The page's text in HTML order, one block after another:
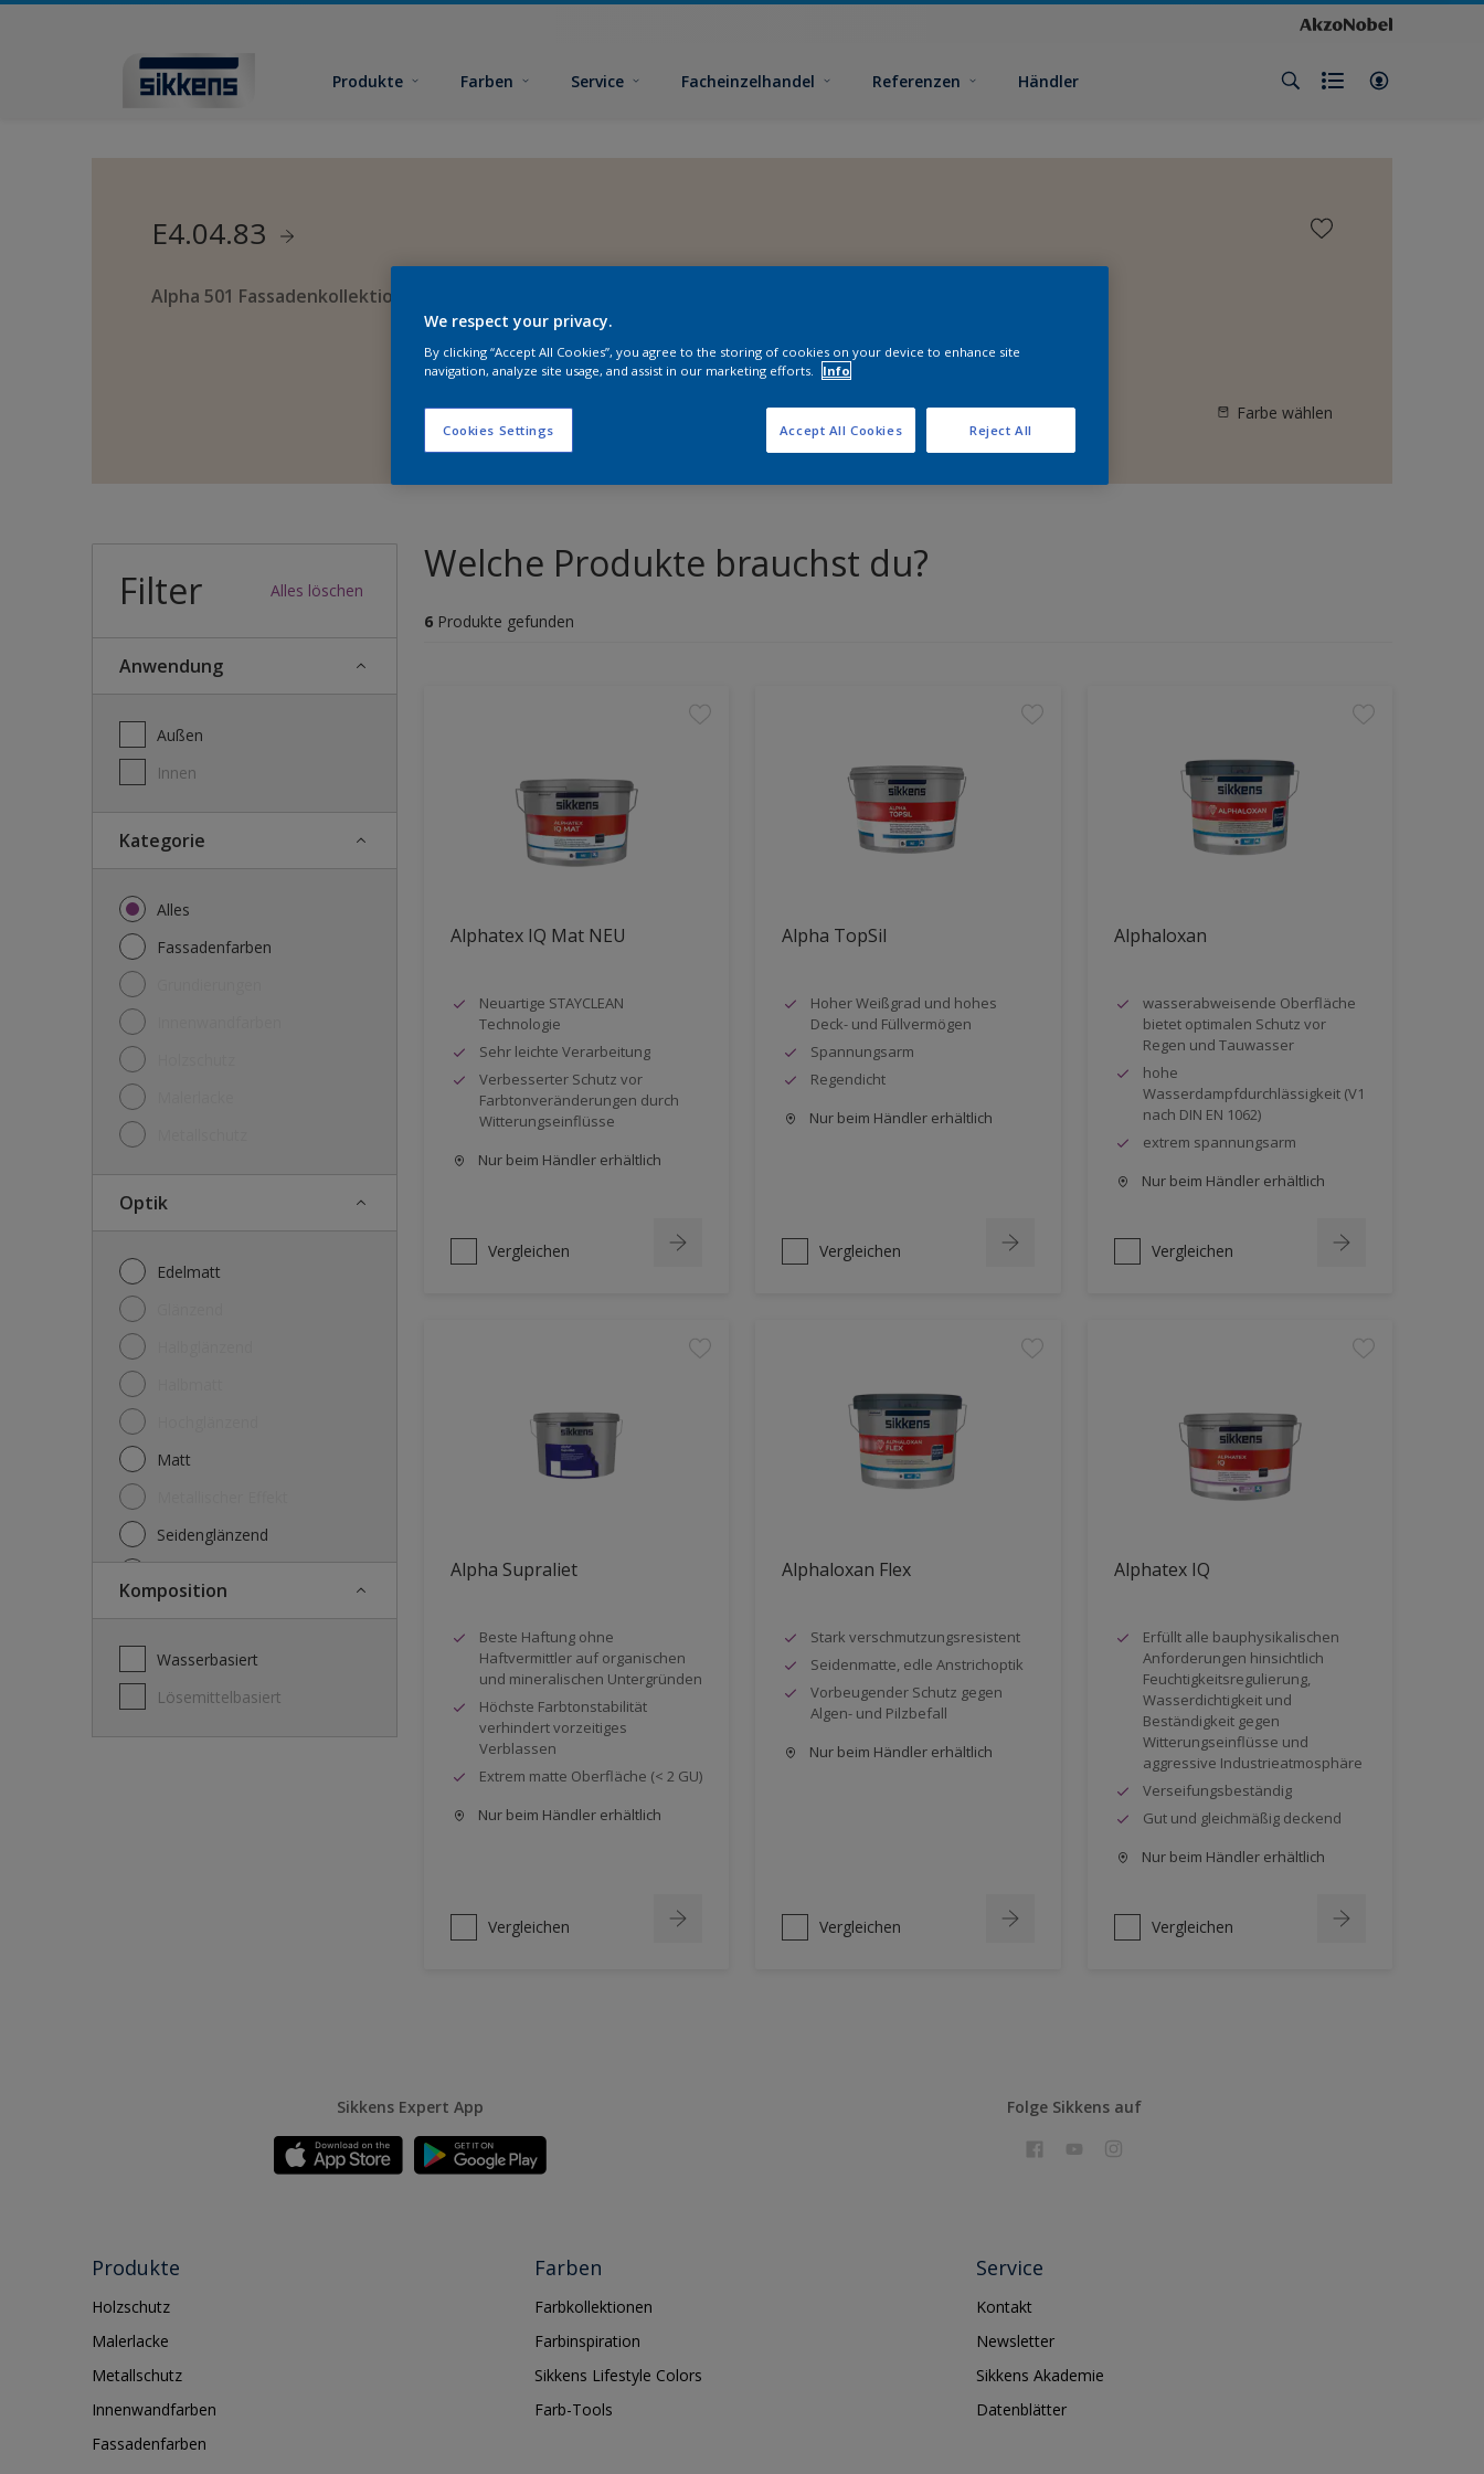
Produkte Farben Service Facheinzelhandel Referenzen Händler
E4.04.83
Alpha 501 Fassadenkollektion
Farbe wählen
Filter Alles löschen
Anwendung
Außen
Innen
Kategorie
Alles
Fassadenfarben
Optik
Edelmatt
Matt
Seidenglänzend
Komposition
wasserbasiert
lösemittelbasiert
Welche Produkte brauchst du?
6 Produkte gefunden
Alphatex IQ Mat NEU
Neuartige STAYCLEAN
Technologie
Sehr leichte Verarbeitung
Verbesserter Schutz vor
Farbtonveränderungen durch
Witterungseinflüsse
Nur beim Händler erhältlich
Vergleichen
Alpha TopSil
Hoher Weißgrad und hohes
Deck- und Füllvermögen
Spannungsarm
Regendicht
Nur beim Händler erhältlich
Vergleichen
Alphaloxan
wasserabweisende Oberfläche
bietet optimalen Schutz vor
Regen und Tauwasser
hohe
Wasserdampfdurchlässigkeit (V1
nach DIN EN 1062)
extrem spannungsarm
Nur beim Händler erhältlich
Vergleichen
Alpha Supraliet
Beste Haftung ohne
Haftvermittler auf organischen
und mineralischen Untergründen
Höchste Farbtonstabilität
verhindert vorzeitiges
Verblassen
Extrem matte Oberfläche (< 2 GU)
Nur beim Händler erhältlich
Vergleichen
Alphaloxan Flex
Stark verschmutzungsresistent
Seidenmatte, edle Anstrichoptik
Vorbeugender Schutz gegen
Algen- und Pilzbefall
Nur beim Händler erhältlich
Vergleichen
Alphatex IQ
Erfüllt alle bauphysikalischen
Anforderungen hinsichtlich
Feuchtigkeitsregulierung,
Wasserdichtigkeit und
Beständigkeit gegen
Witterungseinflüsse und
aggressive Industrieatmosphäre
Verseifungsbeständig
Gut und gleichmäßig deckend
Nur beim Händler erhältlich
Vergleichen
Sikkens Expert App Folge Sikkens auf
Produkte
Holzschutz
Malerlacke
Metallschutz
Innenwandfarben
Fassadenfarben
Farben
Farbkollektionen
Farbinspiration
Sikkens Lifestyle Colors
Farb-Tools
Service
Kontakt
Newsletter
Sikkens Akademie
Datenblätter
We respect your privacy.
By clicking “Accept All Cookies”, you agree to the storing of cookies on your device to enhance site
navigation, analyze site usage, and assist in our marketing efforts.
Info
Cookies Settings Reject All
Accept All Cookies